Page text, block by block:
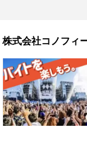
株式会社コノフィ